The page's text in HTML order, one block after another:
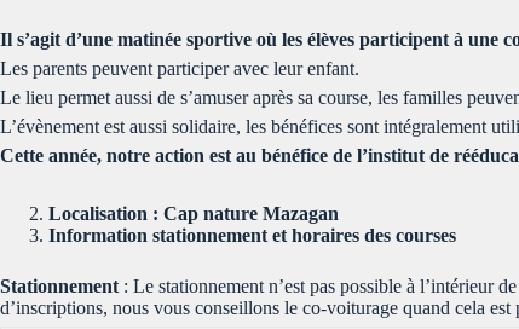
Il s’agit d’une matinée sportive où les élèves participent à une
Les parents peuvent participer avec leur enfant.
Le lieu permet aussi de s’amuser après sa course, les familles
L’évènement est aussi solidaire, les bénéfices sont intégralement
Cette année, notre action est au bénéfice de l’institut de
Localisation : Cap nature Mazagan
Information stationnement et horaires des courses
Stationnement : Le stationnement n’est pas possible à
d’inscriptions, nous vous conseillons le co-voiturage quand cela